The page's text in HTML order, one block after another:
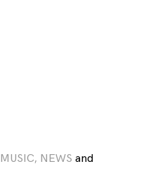
MUSIC, NEWS and